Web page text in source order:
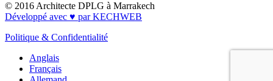
© 2016 Architecte DPLG à Marrakech
Développé avec ♥ par KECHWEB
Politique & Confidentialité
Anglais
Français